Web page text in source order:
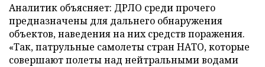
Аналитик объясняет: ДРЛО среди прочего
предназначены для дальнего обнаружения
объектов, наведения на них средств поражения.
«Так, патрульные самолеты стран НАТО, которые
совершают полеты над нейтральными водами